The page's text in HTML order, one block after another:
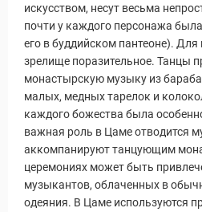
искусством, несут весьма
почти у каждого персонажа
его в буддийском пантеоне).
зрелище поразительное. Танцы
монастырскую музыку из
малых, медных тарелок и
каждого божества была
важная роль в Цаме отводится
аккомпанируют танцующим
церемониях может быть
музыкантов, облаченных в
одеяния. В Цаме используются